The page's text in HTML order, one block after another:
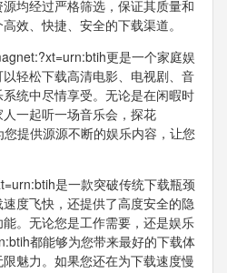
均经过严格筛选，保证其质量和
效、快捷、安全的下载渠道。
更是一个家庭娱
轻松下载高清电影、电视剧、音
统中尽情享受。无论是在闲暇时
一起听一场音乐会，探花
提供源源不断的娱乐内容，让您
是一款突破传统下载瓶颈
度飞快，还提供了高度安全的隐
。无论您是工作需要，还是娱乐
都能够为您带来最好的下载体
魅力。如果您还在为下载速度慢